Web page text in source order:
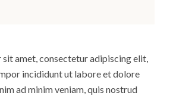
sit amet, consectetur adipiscing elit,
incididunt ut labore et dolore
ad minim veniam, quis nostrud